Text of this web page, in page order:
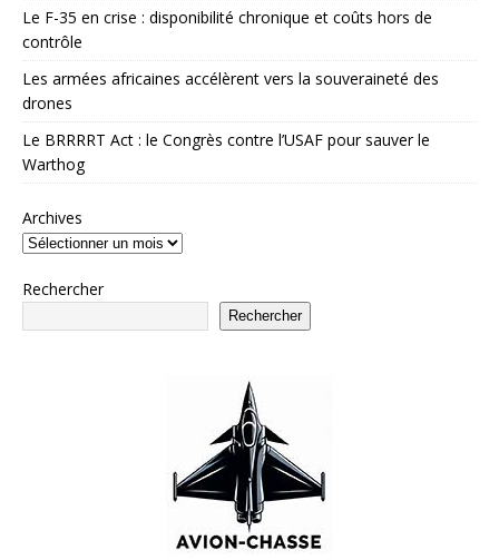
Le F-35 en crise : disponibilité chronique et coûts hors de
contrôle
Les armées africaines accélèrent vers la souveraineté des
drones
Le BRRRRT Act : le Congrès contre l’USAF pour sauver le
Warthog
Archives
Rechercher
Rechercher